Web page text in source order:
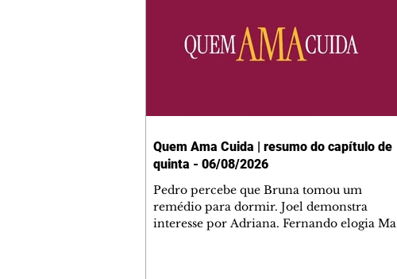
Quem Ama Cuida | resumo do capítulo de
quinta - 06/08/2026
Pedro percebe que Bruna tomou um
remédio para dormir. Joel demonstra
interesse por Adriana. Fernando elogia Mau